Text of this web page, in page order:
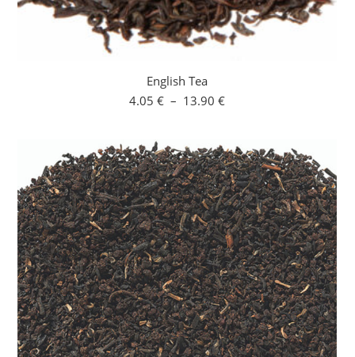
English Tea
4.05 € – 13.90 €Plage
4.05 €
à
13.90 €